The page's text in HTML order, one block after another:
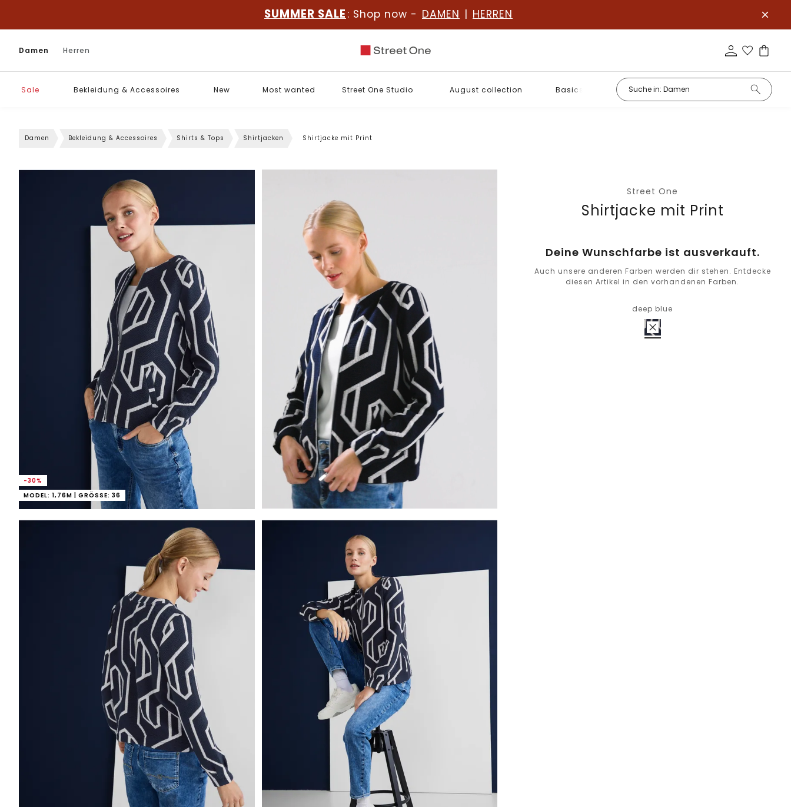
SUMMER SALE : Shop now - DAMEN | HERREN
Damen Herren
Sale Bekleidung & Accessoires New Most wanted Street One Studio August collection Basics
Damen Bekleidung & Accessoires Shirts & Tops Shirtjacken Shirtjacke mit Print
-30%
MODEL: 1,76M | GRÖSSE: 36
Street One
Shirtjacke mit Print
Deine Wunschfarbe ist ausverkauft.
Auch unsere anderen Farben werden dir stehen. Entdecke
diesen Artikel in den vorhandenen Farben.
deep blue